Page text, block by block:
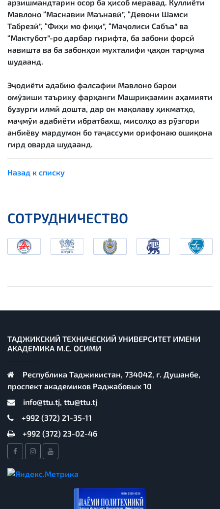
арзишмандтарин осор ба ҳисоб меравад. Куллиёти
Мавлоно “Маснавии Маънавӣ”, “Девони Шамси
Табрезӣ”, “Фиҳи мо фиҳи”, “Маҷолиси Сабъа” ва
“Мактубот”-ро дарбар гирифта, ба забони форсӣ
навишта ва ба забонҳои мухталифи ҷаҳон тарҷума
шудаанд.
Эҷодиёти адабию фалсафии Мавлоно барои
омӯзиши таъриху фарҳанги Машриқзамин аҳамияти
бузурги илмӣ дошта, дар он мақолаву ҳикматҳо,
маҷмӯи адабиёти ибратбахш, мисолҳо аз рӯзгори
анбиёву мардумон бо таҷассуми орифонаю ошиқона
гирд оварда шудаанд.
Назад к списку
СОТРУДНИЧЕСТВО
ТАДЖИКСКИЙ ТЕХНИЧЕСКИЙ УНИВЕРСИТЕТ ИМЕНИ
АКАДЕМИКА М.С. ОСИМИ
Республика Таджикистан, 734042, г. Душанбе,
проспект академиков Раджабовых 10
info@ttu.tj, ttu@ttu.tj
+992 (372) 21-35-11
+992 (372) 23-02-46